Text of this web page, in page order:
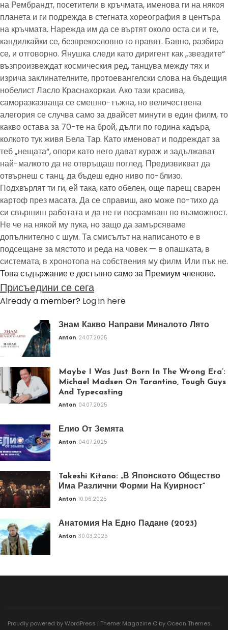
на Рембрандт, посетители в кръчмата, именова ги на някоя
планета и ги подрежда в стегната хореография в центъра
на кръчмата. Нарежда им да се въртят около оста си и те,
кандилкайки се, безпрекословно го правят. Бавно, разбира
се, и отговорно. Янушка следи като диригент как „звездите“
възпроизвеждат космическия ред, танцува между тях и
изрича заклинателните, протоевангелски слова на бъдещия
нобелист Ласло Краснахоркаи. Ако тази красива,
саморазказваща се смешно-тъжна, но величествена
алегория се случва само за двайсет минути в един филм, то
какво остава за 70-те на брой, дълги по година кадъра,
колкото тук живя Бела Тар. Като именоват и подреждат за
теб „нещата“, опори като него дават кураж и задължават
най-малкото да не отвръщаш поглед. Предизвикват да
отвърнеш с танц, да бъдеш едно ниво по-близо.
Подхвърлят ти ги, ей така, като обелен, още парещ сварен
картоф през масата. Да се справиш, ако може по-тихо да
си свършиш работата и да не ги посрамваш по възможност.
Не че на някой му пука, но защо да замърсяваме
допълнително с шум. Та смисълът на написаното е в
подсещане за мястото и реда на човек — в опашката, в
системата, в хронотопа на собствения му филм. Или пък не.
Това съдържание е достъпно само за Премиум членове.
Присъедини се сега
Already a member? Log in here
Знам Какво Направи Миналото Лято
Anton 24.07.2025
Maybe I Was Just Born In The Wrong Era’:
Michael Madsen On Tarantino, Tough Guys
And Typecasting
Anton 04.07.2025
Елио От Земята
Anton 04.07.2025
Takeshi Kitano: „В Японското Общество
Има Различни Форми На Куирност“
Anton 10.06.2025
Анатомия На Едно Падане (2023)
Anton 30.03.2025
Proudly powered by WordPress | Theme: Magazine O by Ocean Themes.